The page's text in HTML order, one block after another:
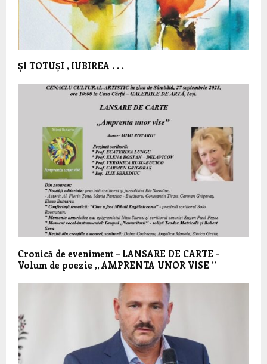
ȘI TOTUȘI , IUBIREA . . .
Cronică de eveniment – LANSARE DE CARTE –
Volum de poezie ,, AMPRENTA UNOR VISE ’’